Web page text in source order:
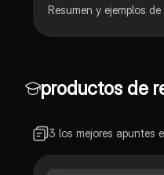
Resumen y ejemplos
productos de
3 los mejores apuntes